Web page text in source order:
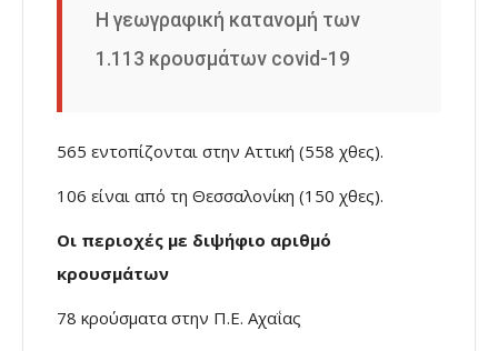
Η γεωγραφική κατανομή των
1.113 κρουσμάτων covid-19
565 εντοπίζονται στην Αττική (558 χθες).
106 είναι από τη Θεσσαλονίκη (150 χθες).
Οι περιοχές με διψήφιο αριθμό
κρουσμάτων
78 κρούσματα στην Π.Ε. Αχαΐας